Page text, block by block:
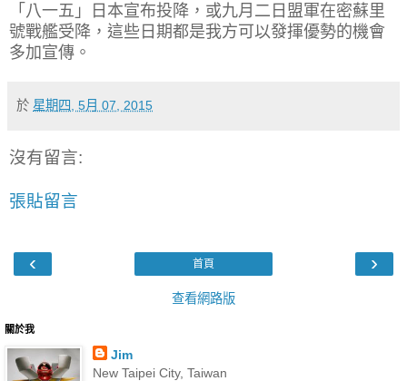
「八一五」日本宣布投降，或九月二日盟軍在密蘇里
號戰艦受降，這些日期都是我方可以發揮優勢的機會
多加宣傳。
於 星期四, 5月 07, 2015
沒有留言:
張貼留言
‹ ›
首頁
查看網路版
關於我
Jim
New Taipei City, Taiwan